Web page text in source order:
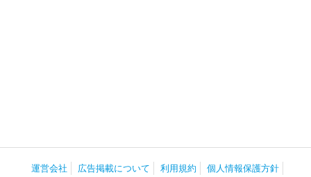
運営会社 広告掲載について 利用規約 個人情報保護方針